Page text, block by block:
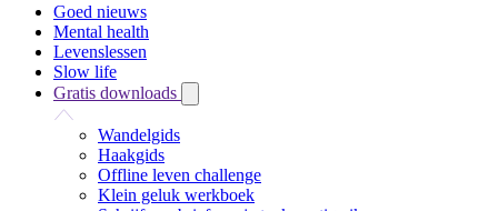
Goed nieuws
Mental health
Levenslessen
Slow life
Gratis downloads
Wandelgids
Haakgids
Offline leven challenge
Klein geluk werkboek